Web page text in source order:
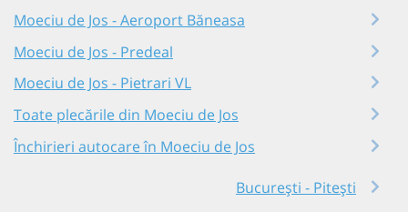
Moeciu de Jos - Aeroport Băneasa
Moeciu de Jos - Predeal
Moeciu de Jos - Pietrari VL
Toate plecările din Moeciu de Jos
Închirieri autocare în Moeciu de Jos
București - Pitești